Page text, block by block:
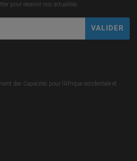
pour recevoir nos actualités
des Capacités pour l’Afrique occidentale et